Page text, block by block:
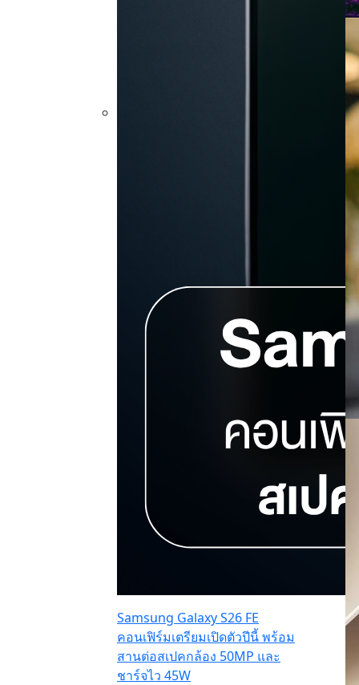
Samsung Galaxy S26 FE
คอนเฟิร์มเตรียมเปิดตัวปีนี้ พร้อม
สานต่อสเปคกล้อง 50MP และ
ชาร์จไว 45W